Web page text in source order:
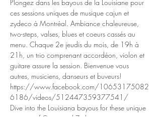
Plongez dans les bayous de la Louisiane pour
ces sessions uniques de musique cajun et
zydeco à Montréal. Ambiance chaleureuse,
two-steps, valses, blues et coeurs cassés au
menu. Chaque 2e jeudis du mois, de 19h à
21h, un trio comprenant accordéon, violon et
guitare assure la session. Bienvenue vous
autres, musiciens, danseurs et buveurs!
https://www.facebook.com/10653175082
6186/videos/512447359377541/
Dive into the Louisiana bayous for these unique
sessions of Cajun and Zydeco music in